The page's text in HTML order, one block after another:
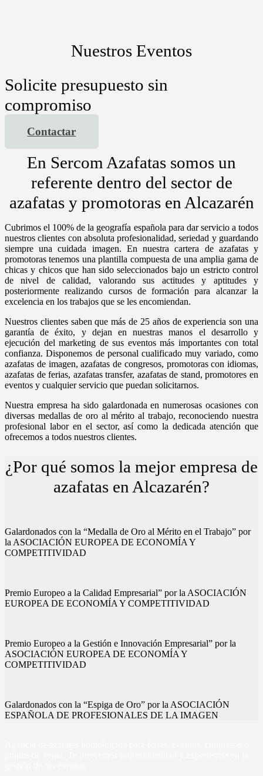
Nuestros Eventos
Solicite presupuesto sin
compromiso
Contactar
En Sercom Azafatas somos un
referente dentro del sector de
azafatas y promotoras en Alcazarén
Cubrimos el 100% de la geografía española para dar servicio a todos
nuestros clientes con absoluta profesionalidad, seriedad y guardando
siempre una cuidada imagen. En nuestra cartera de azafatas y
promotoras tenemos una plantilla compuesta de una amplia gama de
chicas y chicos que han sido seleccionados bajo un estricto control
de nivel de calidad, valorando sus actitudes y aptitudes y
posteriormente realizando cursos de formación para alcanzar la
excelencia en los trabajos que se les encomiendan.
Nuestros clientes saben que más de 25 años de experiencia son una
garantía de éxito, y dejan en nuestras manos el desarrollo y
ejecución del marketing de sus eventos más importantes con total
confianza. Disponemos de personal cualificado muy variado, como
azafatas de imagen, azafatas de congresos, promotoras con idiomas,
azafatas de ferias, azafatas transfer, azafatas de stand, promotores en
eventos y cualquier servicio que puedan solicitarnos.
Nuestra empresa ha sido galardonada en numerosas ocasiones con
diversas medallas de oro al mérito al trabajo, reconociendo nuestra
profesional labor en el sector, así como la dedicada atención que
ofrecemos a todos nuestros clientes.
¿Por qué somos la mejor empresa de
azafatas en Alcazarén?
Galardonados con la “Medalla de Oro al Mérito en el Trabajo” por
la ASOCIACIÓN EUROPEA DE ECONOMÍA Y
COMPETITIVIDAD
Premio Europeo a la Calidad Empresarial” por la ASOCIACIÓN
EUROPEA DE ECONOMÍA Y COMPETITIVIDAD
Premio Europeo a la Gestión e Innovación Empresarial” por la
ASOCIACIÓN EUROPEA DE ECONOMÍA Y
COMPETITIVIDAD
Galardonados con la “Espiga de Oro” por la ASOCIACIÓN
ESPAÑOLA DE PROFESIONALES DE LA IMAGEN